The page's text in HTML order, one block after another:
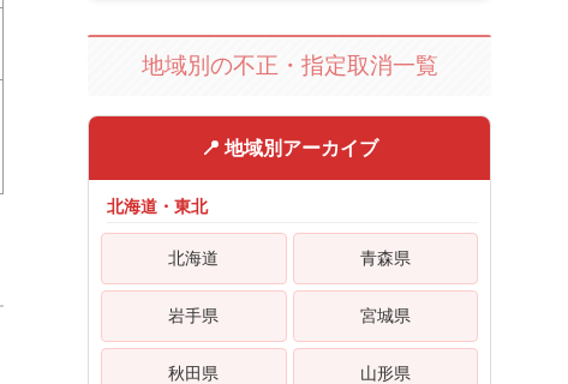
地域別の不正・指定取消一覧
📍 地域別アーカイブ
北海道・東北
北海道 青森県
岩手県 宮城県
秋田県 山形県